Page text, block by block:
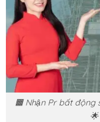
🟧 Nhận Pr bất động